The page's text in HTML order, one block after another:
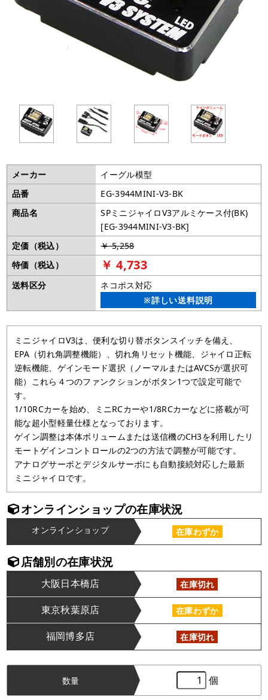
メーカー
イーグル模型
品番
EG-3944MINI-V3-BK
商品名
SPミニジャイロV3アルミケース付(BK)
[EG-3944MINI-V3-BK]
定価（税込）
￥ 5,258
特価（税込）
￥ 4,733
送料区分
ネコポス対応
※詳しい送料説明
ミニジャイロV3は、便利な切り替ボタンスイッチを備え、
EPA（切れ角調整機能）、切れ角リセット機能、ジャイロ正転
逆転機能、ゲインモード選択（ノーマルまたはAVCSが選択可
能）これら４つのファンクションがボタン1つで設定可能で
す。
1/10RCカーを始め、ミニRCカーや1/8RCカーなどに搭載が可
能な超小型軽量仕様となっております。
ゲイン調整は本体ボリュームまたは送信機のCH3を利用したリ
モートゲインコントロールの2つの方法で調整が可能です。
アナログサーボとデジタルサーボにも自動接続対応した最新
ミニジャイロです。
オンラインショップの在庫状況
オンラインショップ 在庫わずか
店舗別の在庫状況
大阪日本橋店 在庫切れ
東京秋葉原店 在庫わずか
福岡博多店 在庫切れ
数量 個